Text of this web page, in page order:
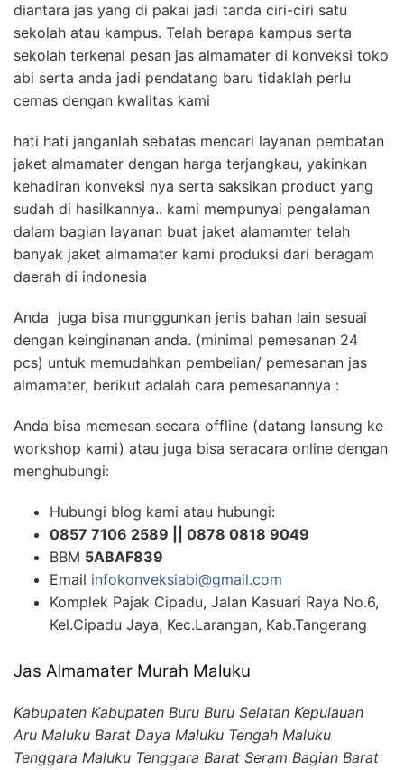
diantara jas yang di pakai jadi tanda ciri-ciri satu
sekolah atau kampus. Telah berapa kampus serta
sekolah terkenal pesan jas almamater di konveksi toko
abi serta anda jadi pendatang baru tidaklah perlu
cemas dengan kwalitas kami
hati hati janganlah sebatas mencari layanan pembatan
jaket almamater dengan harga terjangkau, yakinkan
kehadiran konveksi nya serta saksikan product yang
sudah di hasilkannya.. kami mempunyai pengalaman
dalam bagian layanan buat jaket alamamter telah
banyak jaket almamater kami produksi dari beragam
daerah di indonesia
Anda juga bisa munggunkan jenis bahan lain sesuai
dengan keinginanan anda. (minimal pemesanan 24
pcs) untuk memudahkan pembelian/ pemesanan jas
almamater, berikut adalah cara pemesanannya :
Anda bisa memesan secara offline (datang lansung ke
workshop kami) atau juga bisa seracara online dengan
menghubungi:
Hubungi blog kami atau hubungi:
0857 7106 2589 || 0878 0818 9049
BBM 5ABAF839
Email infokonveksiabi@gmail.com
Komplek Pajak Cipadu, Jalan Kasuari Raya No.6,
Kel.Cipadu Jaya, Kec.Larangan, Kab.Tangerang
Jas Almamater Murah Maluku
Kabupaten Kabupaten Buru Buru Selatan Kepulauan
Aru Maluku Barat Daya Maluku Tengah Maluku
Tenggara Maluku Tenggara Barat Seram Bagian Barat